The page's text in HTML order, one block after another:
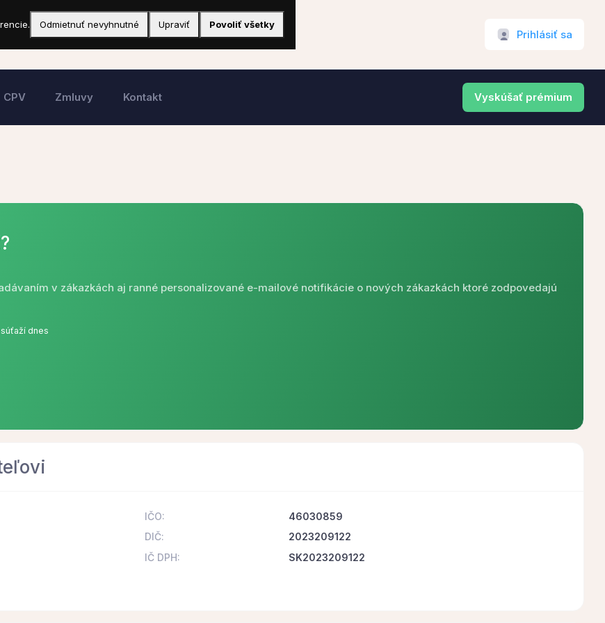
Prihlásiť sa
CPV Zmluvy Kontakt Vyskúšať prémium
v zákazkách aj ranné personalizované e-mailové notifikácie o nových zákazkách ktoré zodpovedajú
dnes
IČO:
46030859
DIČ:
2023209122
IČ DPH:
SK2023209122
Odmietnuť nevyhnutné Upraviť Povoliť všetky